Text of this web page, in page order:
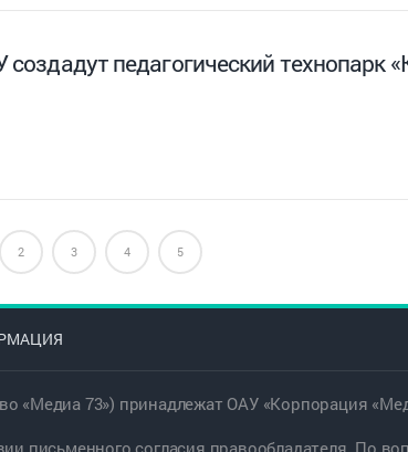
создадут педагогический технопарк
2 3 4 5
«Медиа 73») принадлежат ОАУ «Корпорация
письменного согласия правообладателя. По